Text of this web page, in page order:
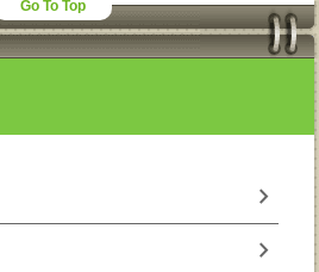
Go To Top
chevron_right
chevron_right